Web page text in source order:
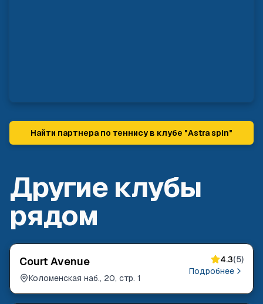
Найти партнера по теннису в клубе "Astra spin"
Другие клубы
рядом
Court Avenue
Коломенская наб., 20, стр. 1
4.3(5)
Подробнее